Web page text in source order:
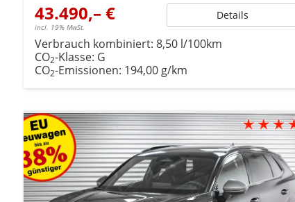
43.490,– €
incl. 19% MwSt.
Details
Verbrauch kombiniert: 8,50 l/100km
CO2-Klasse: G
CO2-Emissionen: 194,00 g/km